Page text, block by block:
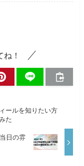
！
ールを知りたい方
た
日の雰